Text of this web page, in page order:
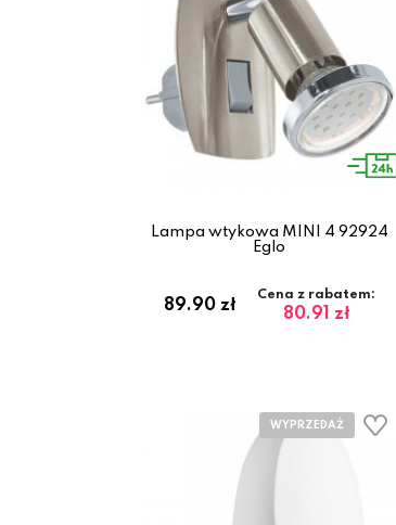
Lampa wtykowa MINI 4 92924
Eglo
89.90 zł
Cena z rabatem:
80.91 zł